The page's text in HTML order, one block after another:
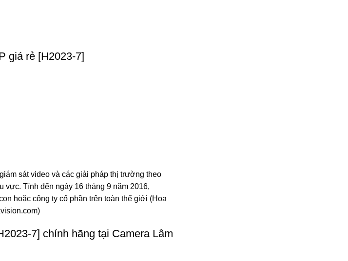
giá rẻ [H2023-7]
sát video và các giải pháp thị trường theo
vực. Tính đến ngày 16 tháng 9 năm 2016,
hoặc công ty cổ phần trên toàn thế giới (Hoa
7] chính hãng tại Camera Lâm